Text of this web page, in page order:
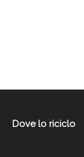
Dove lo riciclo